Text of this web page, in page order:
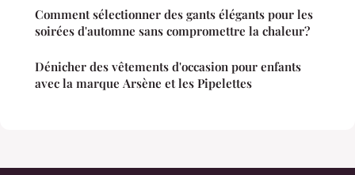
Comment sélectionner des gants élégants pour les
soirées d'automne sans compromettre la chaleur?
Dénicher des vêtements d'occasion pour enfants
avec la marque Arsène et les Pipelettes